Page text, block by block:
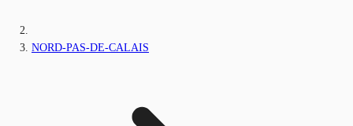
NORD-PAS-DE-CALAIS